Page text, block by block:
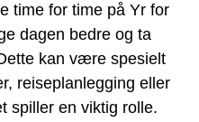
time for time på Yr for
dagen bedre og ta
kan være spesielt
reiseplanlegging eller
spiller en viktig rolle.